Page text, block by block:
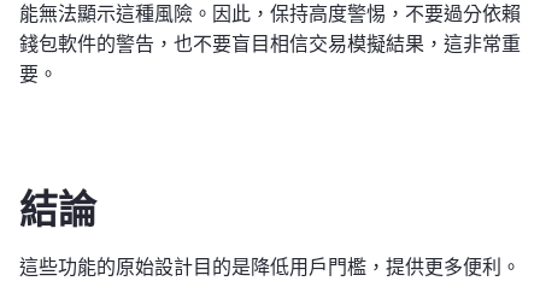
能無法顯示這種風險。因此，保持高度警惕，不要過分依賴
錢包軟件的警告，也不要盲目相信交易模擬結果，這非常重
要。
結論
這些功能的原始設計目的是降低用戶門檻，提供更多便利。